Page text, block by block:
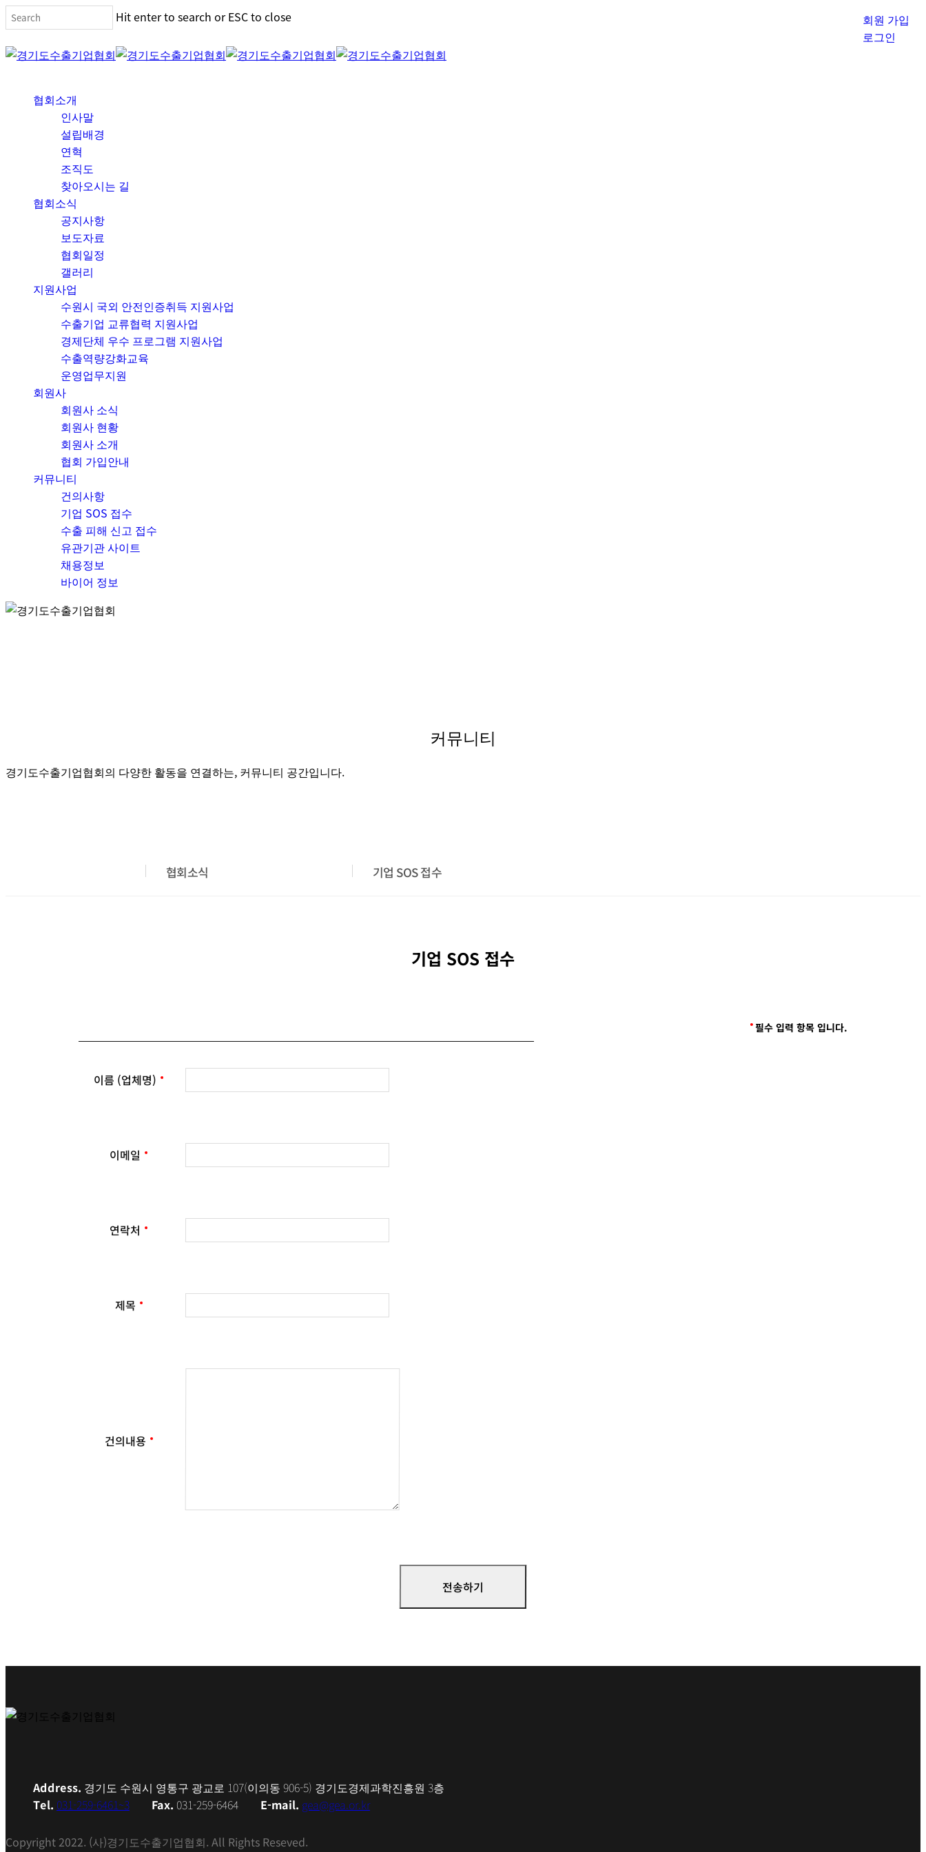
Skip
to
main
content
Hit enter to search or ESC to close
Search
협회소개
인사말
설립배경
연혁
조직도
찾아오시는 길
협회소식
공지사항
보도자료
협회일정
갤러리
지원사업
수원시 국외 안전인증취득 지원사업
수출기업 교류협력 지원사업
경제단체 우수 프로그램 지원사업
수출역량강화교육
운영업무지원
회원사
회원사 소식
회원사 현황
회원사 소개
협회 가입안내
커뮤니티
건의사항
기업 SOS 접수
수출 피해 신고 접수
유관기관 사이트
채용정보
바이어 정보
회원 가입
로그인
커뮤니티
경기도수출기업협회의 다양한 활동을 연결하는, 커뮤니티 공간입니다.
협회소식 기업 SOS 접수
기업 SOS 접수
필수 입력 항목 입니다.
이름 (업체명)
이메일
연락처
제목
건의내용
Address. 경기도 수원시 영통구 광교로 107(이의동 906-5) 경기도경제과학진흥원 3층
Tel. 031-259-6461~3 Fax. 031-259-6464 E-mail. gea@gea.or.kr
Copyright 2022. (사)경기도수출기업협회. All Rights Reseved.